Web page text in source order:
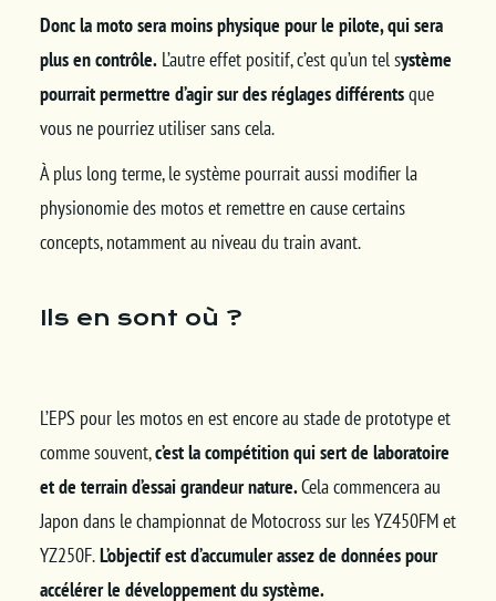
Donc la moto sera moins physique pour le pilote, qui sera
plus en contrôle.L’autre effet positif, c’est qu’un tel système
pourrait permettre d’agir sur des réglages différentsque
vous ne pourriez utiliser sans cela.
À plus long terme, le système pourrait aussi modifier la
physionomie des motos et remettre en cause certains
concepts, notamment au niveau du train avant.
Ils en sont où ?
L’EPS pour les motos en est encore au stade de prototype et
comme souvent,c’est la compétition qui sert de laboratoire
et de terrain d’essai grandeur nature.Cela commencera au
Japon dans le championnat de Motocross sur les YZ450FM et
YZ250F.L’objectif est d’accumuler assez de données pour
accélérer le développement du système.